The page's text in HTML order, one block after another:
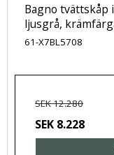
Bagno tvättskåp
ljusgrå,
61-X7BL5708
SEK 12.280
SEK 8.228